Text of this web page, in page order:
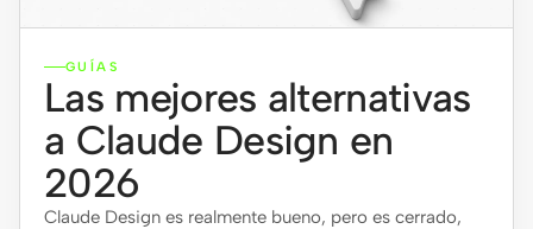
Claude Code
OpenCode
Gemini CLI
GitHub Copilot CLI
GUÍAS
Las mejores alternativas
a Claude Design en
2026
Claude Design es realmente bueno, pero es cerrado,